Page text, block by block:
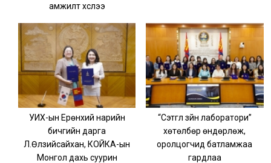
амжилт хүслээ
УИХ-ын Ерөнхий нарийн
бичгийн дарга
Л.Өлзийсайхан, КОЙКА-ын
Монгол дахь суурин
“Сэтгүүл зүйн лаборатори”
хөтөлбөр өндөрлөж,
оролцогчид батламжаа
гардлаа